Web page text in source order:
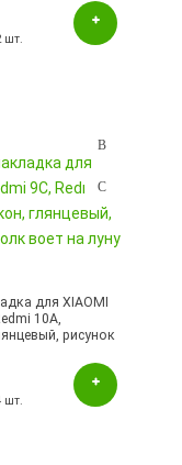
шт.
для XIAOMI
10A,
рисунок
шт.